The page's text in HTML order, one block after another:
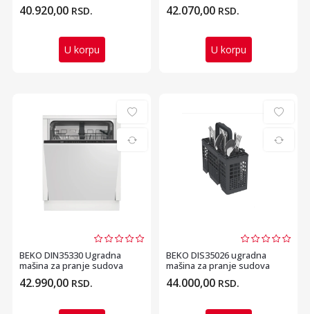
40.920,00 RSD.
U korpu
42.070,00 RSD.
U korpu
BEKO DIN35330 Ugradna
mašina za pranje sudova
42.990,00 RSD.
BEKO DIS35026 ugradna
mašina za pranje sudova
44.000,00 RSD.